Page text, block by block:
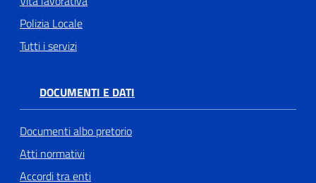
Polizia Locale
Tutti i servizi
DOCUMENTI E DATI
Documenti albo pretorio
Atti normativi
Accordi tra enti